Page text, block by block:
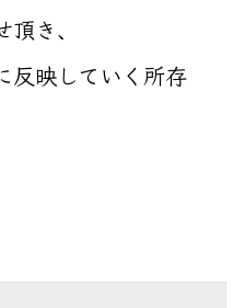
き、
反映していく所存